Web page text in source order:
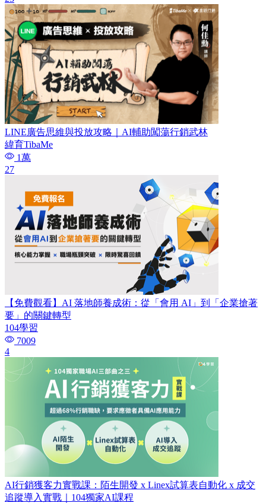
LINE廣告思維與投放攻略｜AI輔助闖蕩行銷武林
緯育TibaMe
1萬
27
【免費觀看】AI 落地師養成術：​從「會用 AI」到「企業搶著
要」的關鍵轉型
104學習
7009
4
AI行銷獲客力實戰課：陌生開發 x Linex試算表自動化 x 成交
追蹤導入實戰​｜104獨家AI課程